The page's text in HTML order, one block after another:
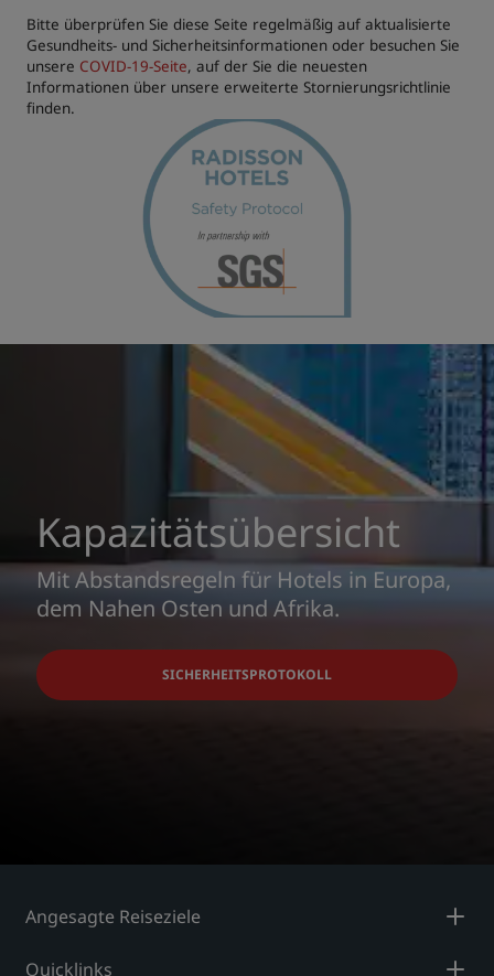
Bitte überprüfen Sie diese Seite regelmäßig auf aktualisierte
Gesundheits- und Sicherheitsinformationen oder besuchen Sie
unsere COVID-19-Seite, auf der Sie die neuesten
Informationen über unsere erweiterte Stornierungsrichtlinie
finden.
Kapazitätsübersicht
Mit Abstandsregeln für Hotels in Europa,
dem Nahen Osten und Afrika.
SICHERHEITSPROTOKOLL
Angesagte Reiseziele
Quicklinks